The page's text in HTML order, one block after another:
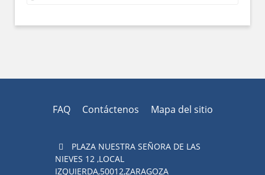
FAQ Contáctenos Mapa del sitio
PLAZA NUESTRA SEÑORA DE LAS
NIEVES 12 ,LOCAL
IZQUIERDA,50012,ZARAGOZA